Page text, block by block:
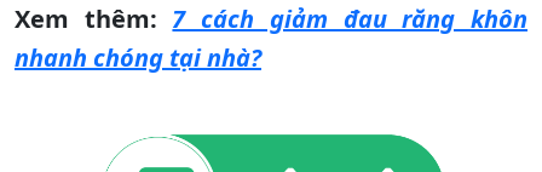
Xem thêm: 7 cách giảm đau răng khôn
nhanh chóng tại nhà?